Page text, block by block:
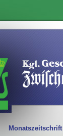
Monatszeitschrift